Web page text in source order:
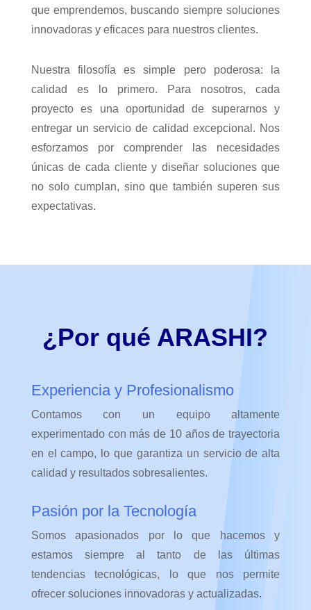
que emprendemos, buscando siempre soluciones
innovadoras y eficaces para nuestros clientes.
Nuestra filosofía es simple pero poderosa: la
calidad es lo primero. Para nosotros, cada
proyecto es una oportunidad de superarnos y
entregar un servicio de calidad excepcional. Nos
esforzamos por comprender las necesidades
únicas de cada cliente y diseñar soluciones que
no solo cumplan, sino que también superen sus
expectativas.
¿Por qué ARASHI?
Experiencia y Profesionalismo
Contamos con un equipo altamente
experimentado con más de 10 años de trayectoria
en el campo, lo que garantiza un servicio de alta
calidad y resultados sobresalientes.
Pasión por la Tecnología
Somos apasionados por lo que hacemos y
estamos siempre al tanto de las últimas
tendencias tecnológicas, lo que nos permite
ofrecer soluciones innovadoras y actualizadas.